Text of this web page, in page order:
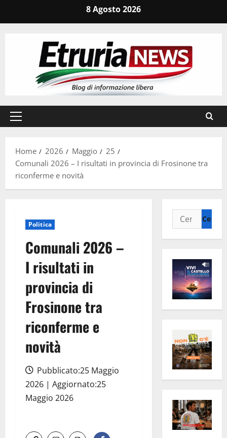
8 Agosto 2026
Menu
Home
2026 Maggio
25
Comunali 2026 – I risultati in provincia di Frosinone tra
riconferme e novità
Politica
Comunali 2026 –
I risultati in
provincia di
Frosinone tra
riconferme e
novità
Pubblicato:25 Maggio
2026 | Aggiornato:25
Maggio 2026
Ricerca
per: